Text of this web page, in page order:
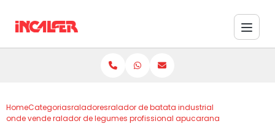
HomeCategoriasraladoresralador de batata industrial
onde vende ralador de legumes profissional apucarana